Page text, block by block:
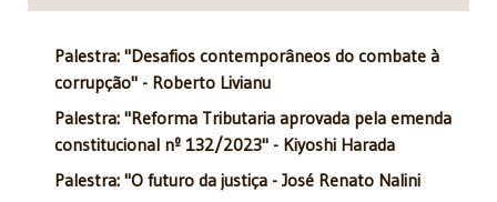
Palestra: "Desafios contemporâneos do combate à
corrupção" - Roberto Livianu
Palestra: "Reforma Tributaria aprovada pela emenda
constitucional nº 132/2023" - Kiyoshi Harada
Palestra: "O futuro da justiça - José Renato Nalini